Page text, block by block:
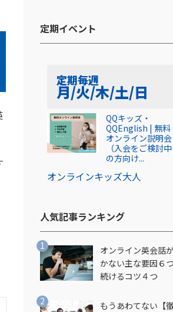
定期イベント​
定期毎週
月/火/木/土/日
オンラインキッズ大人
QQキッズ・
QQEnglish | 無料
オンライン説明会
（入会をご検討中
の方向け...
人気記事ランキング​
オンライン英会話
かない主な要因６
続けるコツ４つ
もうあわてない【